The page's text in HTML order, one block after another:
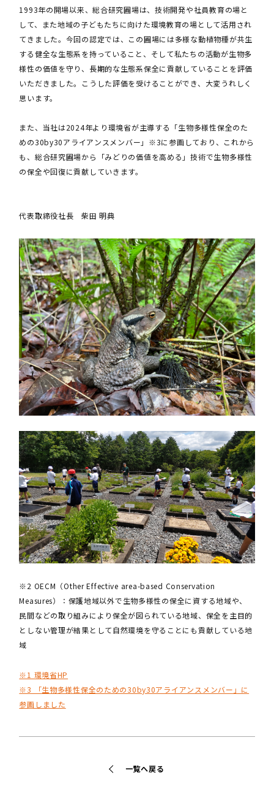
1993年の開場以来、総合研究圃場は、技術開発や社員教育の場と
して、また地域の子どもたちに向けた環境教育の場として活用され
てきました。今回の認定では、この圃場には多様な動植物種が共生
する健全な生態系を持っていること、そして私たちの活動が生物多
様性の価値を守り、長期的な生態系保全に貢献していることを評価
いただきました。こうした評価を受けることができ、大変うれしく
思います。
また、当社は2024年より環境省が主導する「生物多様性保全のた
めの30by30アライアンスメンバー」※3に参画しており、これから
も、総合研究圃場から「みどりの価値を高める」技術で生物多様性
の保全や回復に貢献していきます。
代表取締役社長 柴田 明典
※2 OECM（Other Effective area-based Conservation
Measures）：保護地域以外で生物多様性の保全に資する地域や、
民間などの取り組みにより保全が図られている地域、保全を主目的
としない管理が結果として自然環境を守ることにも貢献している地
域
※1 環境省HP
※3 「生物多様性保全のための30by30アライアンスメンバー」に
参画しました
一覧へ戻る